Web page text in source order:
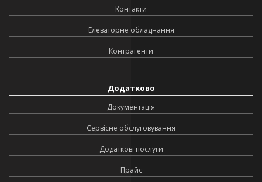
Контакти
Елеваторне обладнання
Контрагенти
Додатково
Документація
Сервісне обслуговування
Додаткові послуги
Прайс